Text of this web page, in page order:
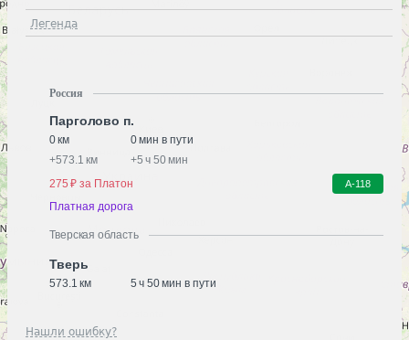
Легенда
Россия
Парголово п.
0 км
0 мин в пути
+573.1 км +5 ч 50 мин
275 ₽ за Платон
А-118
Платная дорога
Тверская область
Тверь
573.1 км 5 ч 50 мин в пути
Нашли ошибку?